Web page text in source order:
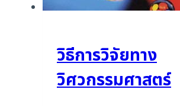
วิธีการวิจัยทาง
วิศวกรรมศาสตร์